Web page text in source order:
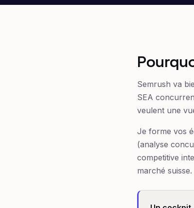
Semrush va
SEA
veulent une
Je forme vos
(analyse
competitive
marché suisse.